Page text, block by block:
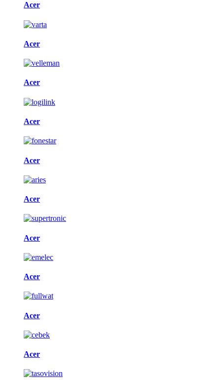
Acer
Acer
Acer
Acer
Acer
Acer
Acer
Acer
Acer
Acer